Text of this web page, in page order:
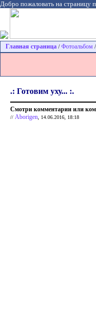
Добро пожаловать на страницу
Главная страница / Фотоальбом /
.: Готовим уху... :.
Смотри комментарии или
// Aborigen , 14.06.2016, 18:18